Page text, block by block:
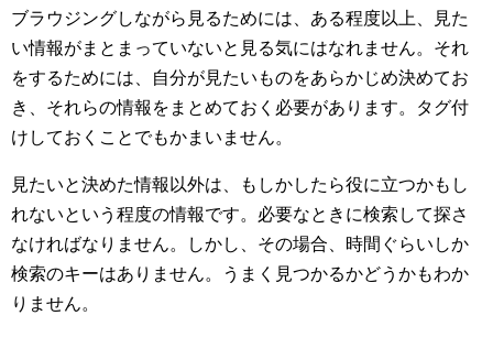
ブラウジングしながら見るためには、ある程度以上、見た
い情報がまとまっていないと見る気にはなれません。それ
をするためには、自分が見たいものをあらかじめ決めてお
き、それらの情報をまとめておく必要があります。タグ付
けしておくことでもかまいません。
見たいと決めた情報以外は、もしかしたら役に立つかもし
れないという程度の情報です。必要なときに検索して探さ
なければなりません。しかし、その場合、時間ぐらいしか
検索のキーはありません。うまく見つかるかどうかもわか
りません。